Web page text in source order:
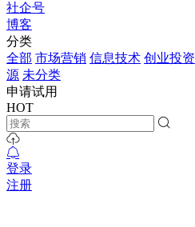
社企号
博客
分类
全部 市场营销 信息技术 创业投资
源 未分类
申请试用
HOT
登录
注册